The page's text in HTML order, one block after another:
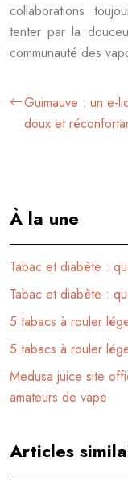
collaborations
tenter par la
communauté des
Guimauve : un e-
doux et
À la une
Tabac et diabète :
Tabac et diabète :
5 tabacs à rouler
5 tabacs à rouler
Medusa juice site
amateurs de vape
Articles